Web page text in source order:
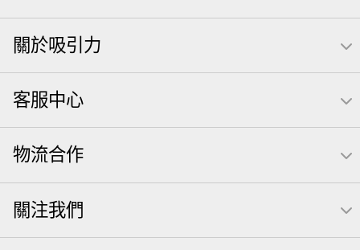
關於吸引力
客服中心
物流合作
關注我們